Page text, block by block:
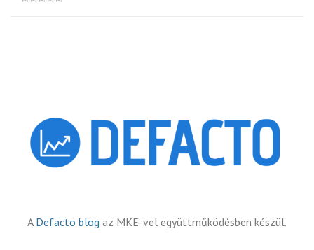
A Defacto blog az MKE-vel együttműködésben készül.